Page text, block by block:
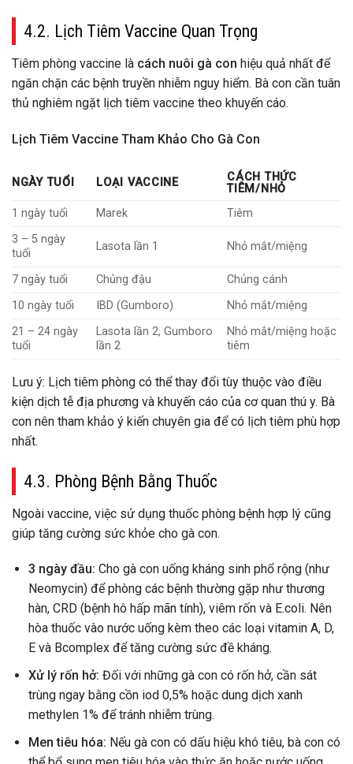
4.2. Lịch Tiêm Vaccine Quan Trọng
Tiêm phòng vaccine là cách nuôi gà con hiệu quả nhất để
ngăn chặn các bệnh truyền nhiễm nguy hiểm. Bà con cần tuân
thủ nghiêm ngặt lịch tiêm vaccine theo khuyến cáo.
Lịch Tiêm Vaccine Tham Khảo Cho Gà Con
NGÀY TUỔI LOẠI VACCINE
CÁCH THỨC
TIÊM/NHỎ
1 ngày tuổi
Marek
Tiêm
3 – 5 ngày
tuổi
Lasota lần 1 Nhỏ mắt/miệng
7 ngày tuổi Chủng đậu
Chủng cánh
10 ngày tuổi
IBD (Gumboro)
Nhỏ mắt/miệng
21 – 24 ngày
tuổi
Lasota lần 2, Gumboro
lần 2
Nhỏ mắt/miệng hoặc
tiêm
Lưu ý: Lịch tiêm phòng có thể thay đổi tùy thuộc vào điều
kiện dịch tễ địa phương và khuyến cáo của cơ quan thú y. Bà
con nên tham khảo ý kiến chuyên gia để có lịch tiêm phù hợp
nhất.
4.3. Phòng Bệnh Bằng Thuốc
Ngoài vaccine, việc sử dụng thuốc phòng bệnh hợp lý cũng
giúp tăng cường sức khỏe cho gà con.
3 ngày đầu: Cho gà con uống kháng sinh phổ rộng (như
Neomycin) để phòng các bệnh thường gặp như thương
hàn, CRD (bệnh hô hấp mãn tính), viêm rốn và E.coli. Nên
hòa thuốc vào nước uống kèm theo các loại vitamin A, D,
E và Bcomplex để tăng cường sức đề kháng.
Xử lý rốn hở: Đối với những gà con có rốn hở, cần sát
trùng ngay bằng cồn iod 0,5% hoặc dung dịch xanh
methylen 1% để tránh nhiễm trùng.
Men tiêu hóa: Nếu gà con có dấu hiệu khó tiêu, bà con có